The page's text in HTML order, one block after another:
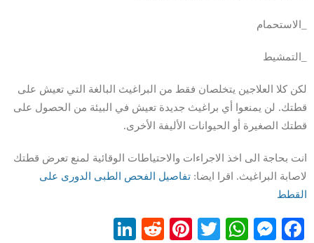
_الاستحمام
_التمشيط
لكن كلا العلاجين يتخلصان فقط من البراغيث البالغة التي تعيش على
قطتك. لن يمنعوا أي براغيث جديدة تعيش في البيئة من الحصول على
قطتك الصغيرة أو الحيوانات الأليفة الأخرى.
انت بحاجة الى اخذ الاجراءات والاحتياطات الوقائية لمنع تعرض قطتك
لاصابة البراغيث. اقرا ايضا: تفاصيل الفحص الطبى الدورى على
القطط
Facebook
Messenger
WhatsApp
Twitter
Pinterest
Reddit